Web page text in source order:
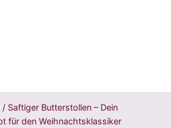
/ Saftiger Butterstollen – Dein
für den Weihnachtsklassiker